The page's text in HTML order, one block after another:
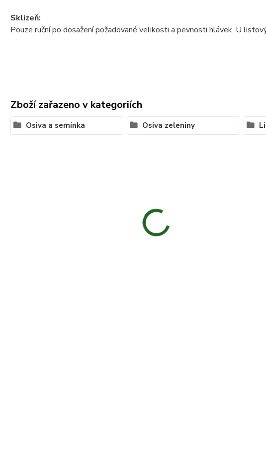
Sklizeň:
Pouze ruční po dosažení požadované velikosti a pevnosti hlávek. U
Zboží zařazeno v kategoriích
Osiva a semínka Osiva zeleniny